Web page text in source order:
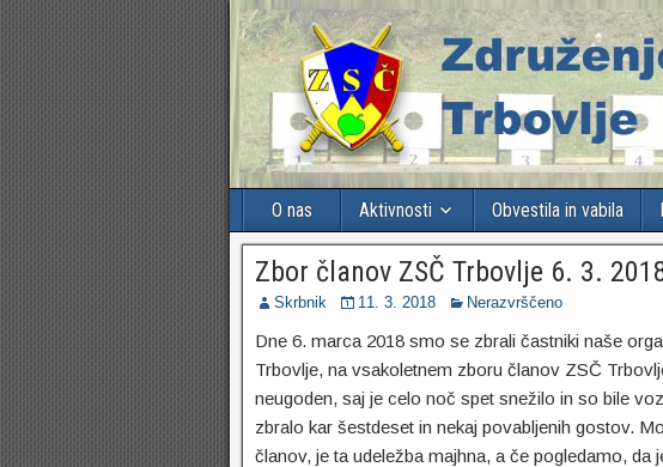
O nas Aktivnosti Obvestila in vabila
Zbor članov ZSČ Trbovlje 6. 3.
Skrbnik 11. 3. 2018 Nerazvrščeno
Dne 6. marca 2018 smo se zbrali častniki naše
Trbovlje, na vsakoletnem zboru članov ZSČ
neugoden, saj je celo noč spet snežilo in so bile
zbralo kar šestdeset in nekaj povabljenih gostov.
članov, je ta udeležba majhna, a če pogledamo, da